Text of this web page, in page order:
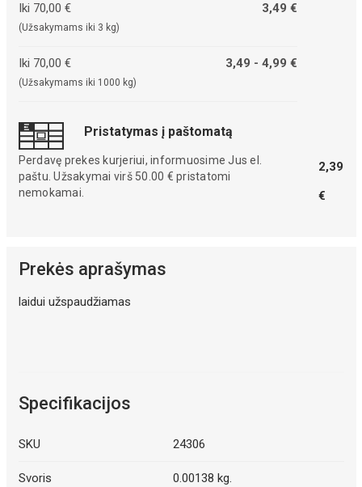
Iki 70,00 €
(Užsakymams iki 3 kg)
3,49 €
Iki 70,00 €
(Užsakymams iki 1000 kg)
3,49 - 4,99 €
Pristatymas į paštomatą
Perdavę prekes kurjeriui, informuosime Jus el.
paštu. Užsakymai virš 50.00 € pristatomi
nemokamai.
2,39
€
Prekės aprašymas
laidui užspaudžiamas
Specifikacijos
SKU 24306
Svoris 0.00138 kg.